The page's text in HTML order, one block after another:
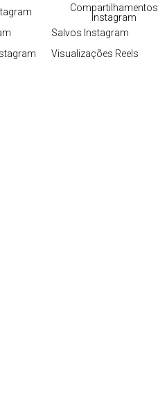
Compartilhamentos
Instagram
Salvos Instagram
Visualizações Reels